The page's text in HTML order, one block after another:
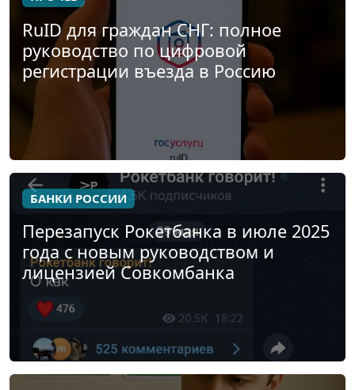
RuID для граждан СНГ: полное
руководство по цифровой
регистрации въезда в Россию
БАНКИ РОССИИ
Перезапуск Рокетбанка в июле 2025
года с новым руководством и
лицензией Совкомбанка